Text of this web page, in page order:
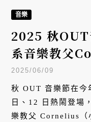
音樂
2025 秋OUT
系音樂教父
首波陣容公佈
2025/06/09
秋 OUT 音樂節在今
日、12 日熱鬧登場
樂教父 Cornelius（